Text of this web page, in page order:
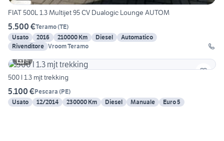
FIAT 500L 1.3 Multijet 95 CV Dualogic Lounge AUTOM
5.500 €Teramo(TE)
Usato
2016 210000 Km Diesel
Automatico
Rivenditore Vroom Teramo
5
500 l 1.3 mjt trekking
5.100 €Pescara (PE)
Usato
12/2014 230000 Km Diesel Manuale Euro 5